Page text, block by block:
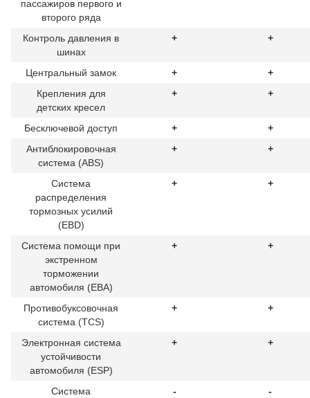
пассажиров первого и
второго ряда
Контроль давления в
шинах
+ +
Центральный замок +
+
Крепления для
детских кресел
+ +
Бесключевой доступ +
+
Антиблокировочная
система (ABS)
+ +
Система
распределения
тормозных усилий
(EBD)
+ +
Система помощи при
экстренном
торможении
автомобиля (EBA)
+ +
Противобуксовочная
система (TCS)
+ +
Электронная система
устойчивости
автомобиля (ESP)
+ +
Система
- -